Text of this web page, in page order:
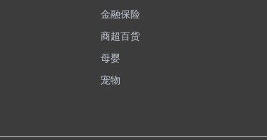
金融保险
商超百货
母婴
宠物